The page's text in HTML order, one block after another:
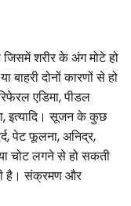
शरीर के अंग मोटे हो
दोनों कारणों से हो
एडिमा, पीडल
इत्यादि। सूजन के कुछ
पेट फूलना, अनिद्र,
चोट लगने से हो सकती
है। संक्रमण और